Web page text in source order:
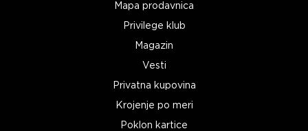
Mapa prodavnica
Privilege klub
Magazin
Vesti
Privatna kupovina
Krojenje po meri
Poklon kartice